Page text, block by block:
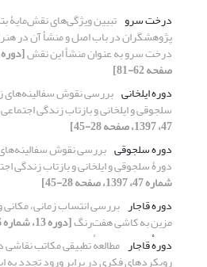
درخت سرو تبیین ویژگی‌های نقش‌مایۀ
پژوهشگران در باب اصل و منشأ آن در هنر
درخت سرو به عنوان منشأ این نقش
صفحه 62-81]
دوره ایلخانی بررسی نقوش سفالینه‌های
سلجوقی و ایلخانی و بازتاب زندگی
47، 1397، صفحه 28-45]
دوره سلجوقی بررسی نقوش
دورۀ سلجوقی و ایلخانی و بازتاب زندگی
شماره 47، 1397، صفحه 28-45]
دوره قاجار بررسی انتساب زمانی،
مزین به کاشی هفت‌رنگ[دوره 13، شماره 46، 1397، صفحه 74-86]
دورهٔ قاجار مطالعهٔ تطبیقی مکاتب نقاشی
رویکردهای فکری در برابر ورود تجدد به